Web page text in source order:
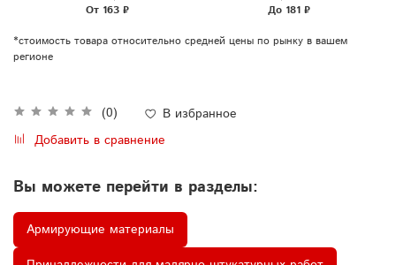
(0)
В избранное
Добавить в сравнение
*стоимость товара относительно средней цены по рынку в вашем
регионе
Вы можете перейти в разделы:
Армирующие материалы